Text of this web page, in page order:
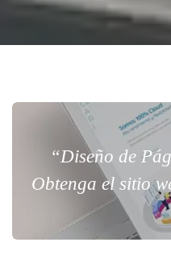
“Diseño de
Obtenga el sitio